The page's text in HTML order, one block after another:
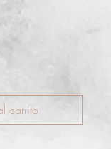
carrito